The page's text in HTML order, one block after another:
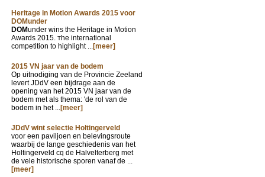
Heritage in Motion Awards 2015 voor
DOMunder
DOMunder wins the Heritage in Motion
Awards 2015. The international
competition to highlight ...[meer]
2015 VN jaar van de bodem
Op uitnodiging van de Provincie Zeeland
levert JDdV een bijdrage aan de
opening van het 2015 VN jaar van de
bodem met als thema: 'de rol van de
bodem in het ...[meer]
JDdV wint selectie Holtingerveld
voor een paviljoen en belevingsroute
waarbij de lange geschiedenis van het
Holtingerveld cq de Halvelterberg met
de vele historische sporen vanaf de ...
[meer]